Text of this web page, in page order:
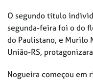
O segundo título
segunda-feira foi o do
do Paulistano, e Murilo
União-RS,
Nogueira começou em